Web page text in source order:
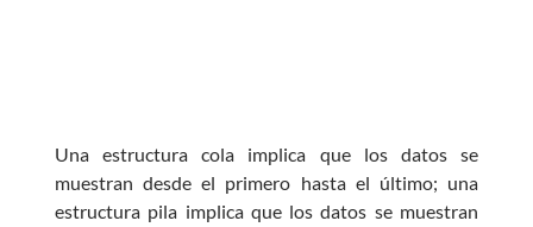
Una estructura cola implica que los datos se
muestran desde el primero hasta el último; una
estructura pila implica que los datos se muestran